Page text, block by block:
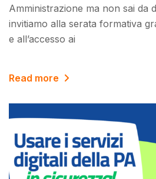
Amministrazione ma non sai da
invitiamo alla serata formativa
e all’accesso ai
Read more